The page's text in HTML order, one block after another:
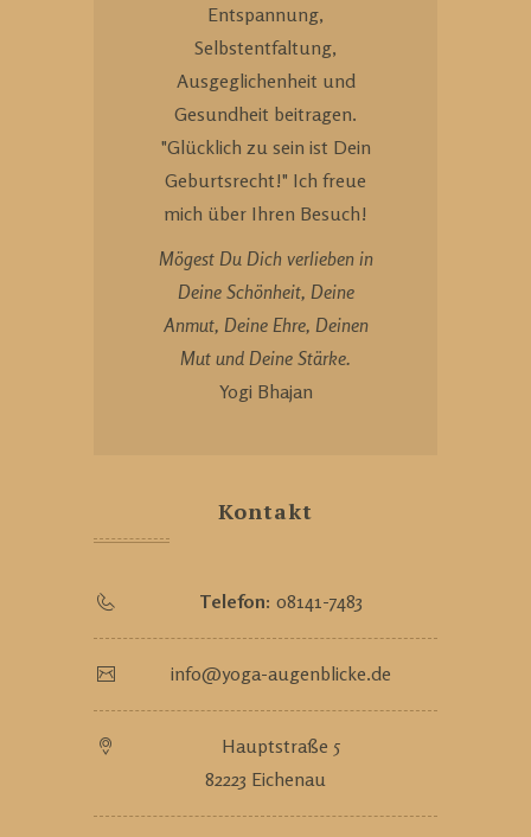
Entspannung,
Selbstentfaltung,
Ausgeglichenheit und
Gesundheit beitragen.
"Glücklich zu sein ist Dein
Geburtsrecht!" Ich freue
mich über Ihren Besuch!
Mögest Du Dich verlieben in
Deine Schönheit, Deine
Anmut, Deine Ehre, Deinen
Mut und Deine Stärke.
Yogi Bhajan
Kontakt
Telefon: 08141-7483
info@yoga-augenblicke.de
Hauptstraße 5
82223 Eichenau